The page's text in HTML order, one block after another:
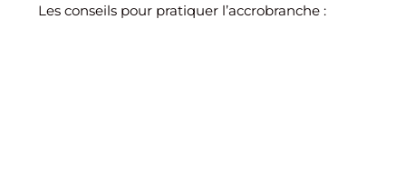
Les conseils pour pratiquer l’accrobranche :